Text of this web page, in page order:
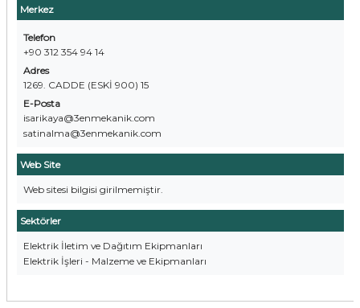
Merkez
Telefon
+90 312 354 94 14
Adres
1269. CADDE (ESKİ 900) 15
E-Posta
isarikaya@3enmekanik.com
satinalma@3enmekanik.com
Web Site
Web sitesi bilgisi girilmemiştir.
Sektörler
Elektrik İletim ve Dağıtım Ekipmanları
Elektrik İşleri - Malzeme ve Ekipmanları